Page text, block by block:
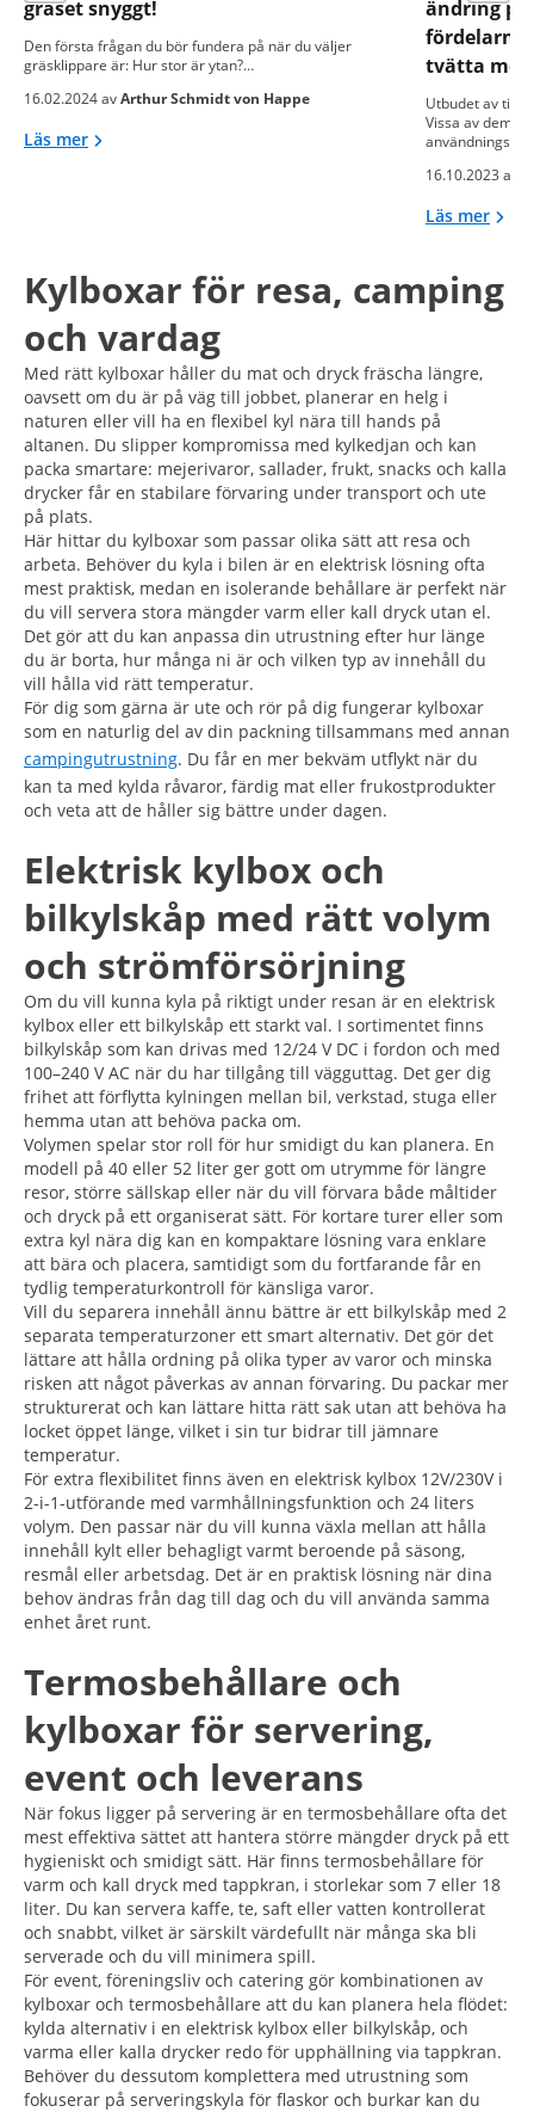
gräset snyggt!
Den första frågan du bör fundera på när du väljer
gräsklippare är: Hur stor är ytan?…
16.02.2024 avArthur Schmidt von Happe
Läs mer
ändring
fördelarna
tvätta
Utbudet av
Vissa av dem
16.10.2023 av
Läs mer
Kylboxar för resa, camping
och vardag
Med rätt kylboxar håller du mat och dryck fräscha längre,
oavsett om du är på väg till jobbet, planerar en helg i
naturen eller vill ha en flexibel kyl nära till hands på
altanen. Du slipper kompromissa med kylkedjan och kan
packa smartare: mejerivaror, sallader, frukt, snacks och kalla
drycker får en stabilare förvaring under transport och ute
på plats.
Här hittar du kylboxar som passar olika sätt att resa och
arbeta. Behöver du kyla i bilen är en elektrisk lösning ofta
mest praktisk, medan en isolerande behållare är perfekt när
du vill servera stora mängder varm eller kall dryck utan el.
Det gör att du kan anpassa din utrustning efter hur länge
du är borta, hur många ni är och vilken typ av innehåll du
vill hålla vid rätt temperatur.
För dig som gärna är ute och rör på dig fungerar kylboxar
som en naturlig del av din packning tillsammans med annan
campingutrustning. Du får en mer bekväm utflykt när du
kan ta med kylda råvaror, färdig mat eller frukostprodukter
och veta att de håller sig bättre under dagen.
Elektrisk kylbox och
bilkylskåp med rätt volym
och strömförsörjning
Om du vill kunna kyla på riktigt under resan är en elektrisk
kylbox eller ett bilkylskåp ett starkt val. I sortimentet finns
bilkylskåp som kan drivas med 12/24 V DC i fordon och med
100–240 V AC när du har tillgång till vägguttag. Det ger dig
frihet att förflytta kylningen mellan bil, verkstad, stuga eller
hemma utan att behöva packa om.
Volymen spelar stor roll för hur smidigt du kan planera. En
modell på 40 eller 52 liter ger gott om utrymme för längre
resor, större sällskap eller när du vill förvara både måltider
och dryck på ett organiserat sätt. För kortare turer eller som
extra kyl nära dig kan en kompaktare lösning vara enklare
att bära och placera, samtidigt som du fortfarande får en
tydlig temperaturkontroll för känsliga varor.
Vill du separera innehåll ännu bättre är ett bilkylskåp med 2
separata temperaturzoner ett smart alternativ. Det gör det
lättare att hålla ordning på olika typer av varor och minska
risken att något påverkas av annan förvaring. Du packar mer
strukturerat och kan lättare hitta rätt sak utan att behöva ha
locket öppet länge, vilket i sin tur bidrar till jämnare
temperatur.
För extra flexibilitet finns även en elektrisk kylbox 12V/230V i
2-i-1-utförande med varmhållningsfunktion och 24 liters
volym. Den passar när du vill kunna växla mellan att hålla
innehåll kylt eller behagligt varmt beroende på säsong,
resmål eller arbetsdag. Det är en praktisk lösning när dina
behov ändras från dag till dag och du vill använda samma
enhet året runt.
Termosbehållare och
kylboxar för servering,
event och leverans
När fokus ligger på servering är en termosbehållare ofta det
mest effektiva sättet att hantera större mängder dryck på ett
hygieniskt och smidigt sätt. Här finns termosbehållare för
varm och kall dryck med tappkran, i storlekar som 7 eller 18
liter. Du kan servera kaffe, te, saft eller vatten kontrollerat
och snabbt, vilket är särskilt värdefullt när många ska bli
serverade och du vill minimera spill.
För event, föreningsliv och catering gör kombinationen av
kylboxar och termosbehållare att du kan planera hela flödet:
kylda alternativ i en elektrisk kylbox eller bilkylskåp, och
varma eller kalla drycker redo för upphällning via tappkran.
Behöver du dessutom komplettera med utrustning som
fokuserar på serveringskyla för flaskor och burkar kan du